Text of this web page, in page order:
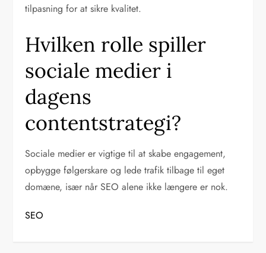
tilpasning for at sikre kvalitet.
Hvilken rolle spiller
sociale medier i
dagens
contentstrategi?
Sociale medier er vigtige til at skabe engagement,
opbygge følgerskare og lede trafik tilbage til eget
domæne, især når SEO alene ikke længere er nok.
SEO